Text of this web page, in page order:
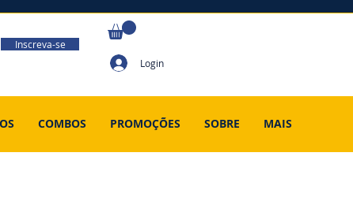
Inscreva-se
Login
COMBOS PROMOÇÕES SOBRE MAIS